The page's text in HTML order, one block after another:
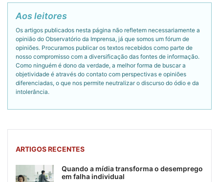
Aos leitores
Os artigos publicados nesta página não refletem necessariamente a
opinião do Observatório da Imprensa, já que somos um fórum de
opiniões. Procuramos publicar os textos recebidos como parte de
nosso compromisso com a diversificação das fontes de informação.
Como ninguém é dono da verdade, a melhor forma de buscar a
objetividade é através do contato com perspectivas e opiniões
diferenciadas, o que nos permite neutralizar o discurso do ódio e da
intolerância.
ARTIGOS RECENTES
Quando a mídia transforma o desemprego
em falha individual